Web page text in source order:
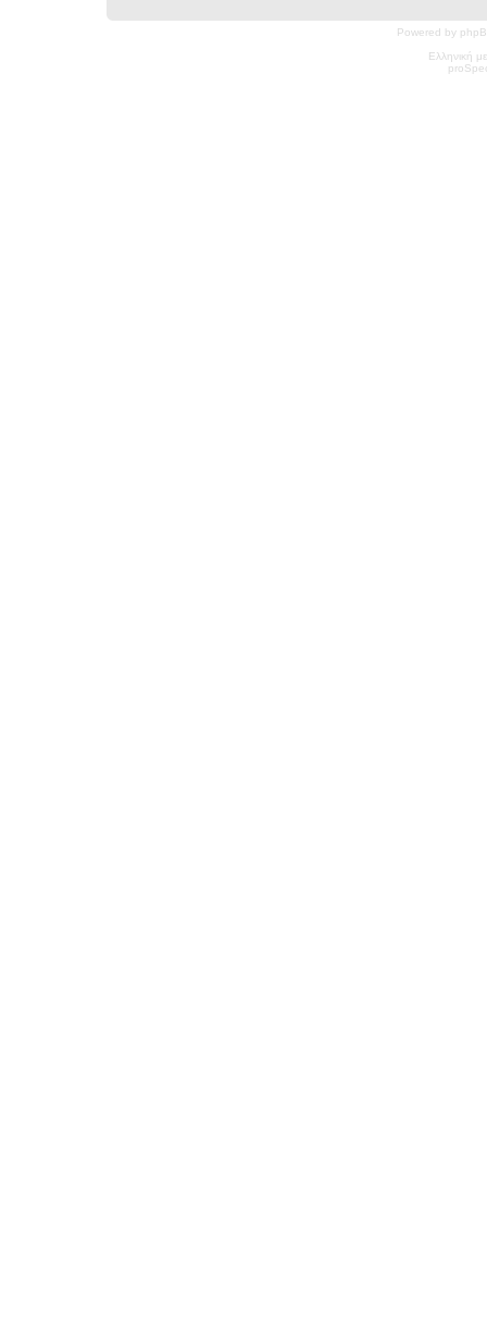
Powered by
Ελληνική
pro